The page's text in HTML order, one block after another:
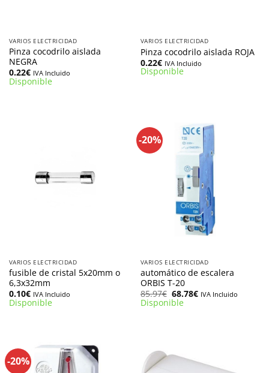
VARIOS ELECTRICIDAD
Pinza cocodrilo aislada
NEGRA
0.22€ IVA Incluido
Disponible
VARIOS ELECTRICIDAD
Pinza cocodrilo aislada ROJA
0.22€ IVA Incluido
Disponible
VARIOS ELECTRICIDAD
fusible de cristal 5x20mm o
6,3x32mm
0.10€ IVA Incluido
Disponible
-20%
VARIOS ELECTRICIDAD
automático de escalera
ORBIS T-20
85.97€ El
precio
original
68.78€ElIVA Incluido
Disponible
-20%